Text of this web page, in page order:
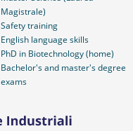
Magistrale)
Safety training
English language skills
PhD in Biotechnology (home)
Bachelor's and master's degree
exams